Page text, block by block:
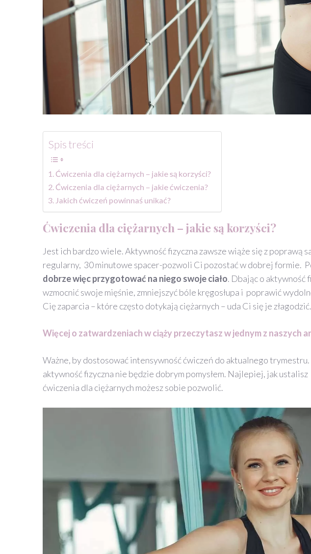
Spis treści
Ćwiczenia dla ciężarnych – jakie są korzyści?
Ćwiczenia dla ciężarnych – jakie ćwiczenia?
Jakich ćwiczeń powinnaś unikać?
Ćwiczenia dla ciężarnych – jakie są korzyści?
Jest ich bardzo wiele. Aktywność fizyczna zawsze wiąże się z poprawą
regularny, 30 minutowe spacer-pozwoli Ci pozostać w dobrej formie.
dobrze więc przygotować na niego swoje ciało. Dbając o aktywność
wzmocnić swoje mięśnie, zmniejszyć bóle kręgosłupa i poprawić
Cię zaparcia – które często dotykają ciężarnych – uda Ci się je złagodzić.
Więcej o zatwardzeniach w ciąży przeczytasz w jednym z naszych
Ważne, by dostosować intensywność ćwiczeń do aktualnego
aktywność fizyczna nie będzie dobrym pomysłem. Najlepiej, jak
ćwiczenia dla ciężarnych możesz sobie pozwolić.